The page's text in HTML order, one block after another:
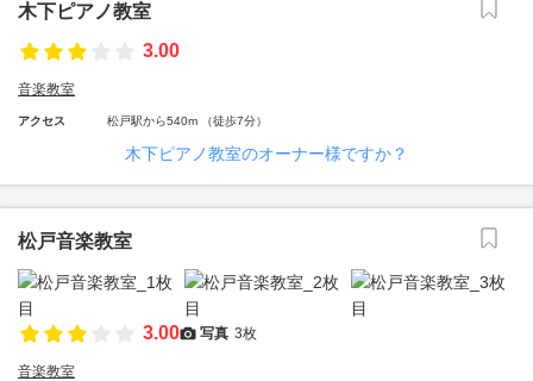
木下ピアノ教室
3.00
音楽教室
アクセス 松戸駅から540m （徒歩7分）
木下ピアノ教室のオーナー様ですか？
松戸音楽教室
3.00 写真 3枚
音楽教室